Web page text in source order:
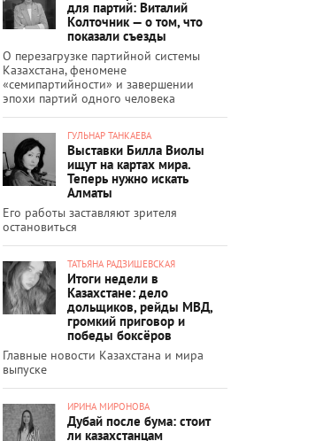
для партий: Виталий
Колточник — о том, что
показали съезды
О перезагрузке партийной системы
Казахстана, феномене
«семипартийности» и завершении
эпохи партий одного человека
ГУЛЬНАР ТАНКАЕВА
Выставки Билла Виолы
ищут на картах мира.
Теперь нужно искать
Алматы
Его работы заставляют зрителя
остановиться
ТАТЬЯНА РАДЗИШЕВСКАЯ
Итоги недели в
Казахстане: дело
дольщиков, рейды МВД,
громкий приговор и
победы боксёров
Главные новости Казахстана и мира
выпуске
ИРИНА МИРОНОВА
Дубай после бума: стоит
ли казахстанцам